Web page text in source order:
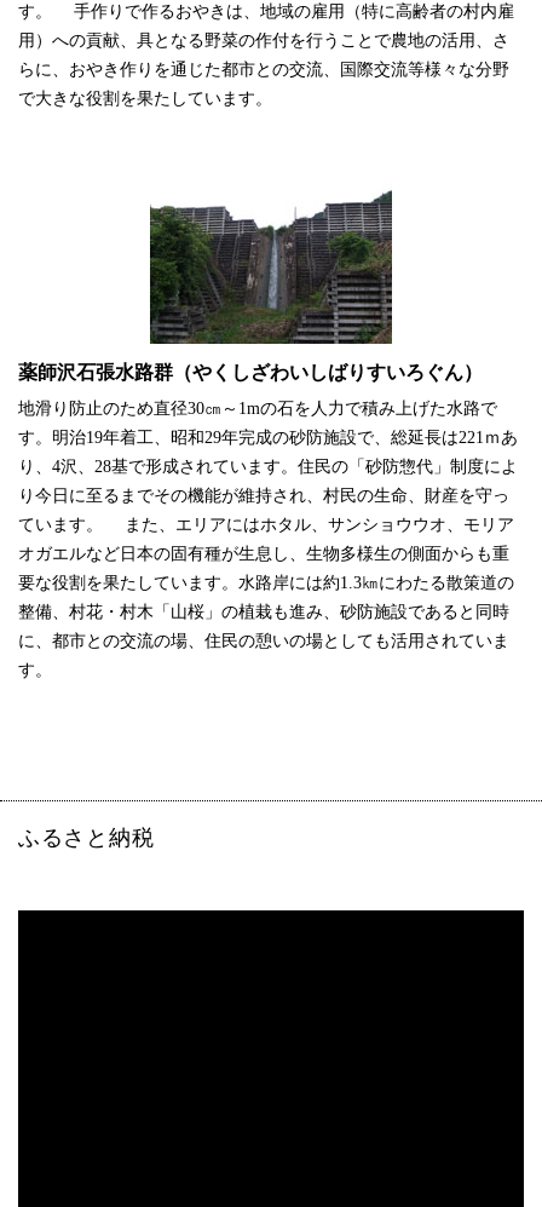
す。 手作りで作るおやきは、地域の雇用（特に高齢者の村内雇
用）への貢献、具となる野菜の作付を行うことで農地の活用、さ
らに、おやき作りを通じた都市との交流、国際交流等様々な分野
で大きな役割を果たしています。
薬師沢石張水路群（やくしざわいしばりすいろぐん）
地滑り防止のため直径30㎝～1mの石を人力で積み上げた水路で
す。明治19年着工、昭和29年完成の砂防施設で、総延長は221ｍあ
り、4沢、28基で形成されています。住民の「砂防惣代」制度によ
り今日に至るまでその機能が維持され、村民の生命、財産を守っ
ています。 また、エリアにはホタル、サンショウウオ、モリア
オガエルなど日本の固有種が生息し、生物多様生の側面からも重
要な役割を果たしています。水路岸には約1.3㎞にわたる散策道の
整備、村花・村木「山桜」の植栽も進み、砂防施設であると同時
に、都市との交流の場、住民の憩いの場としても活用されていま
す。
ふるさと納税